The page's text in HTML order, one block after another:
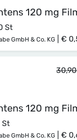
120 mg
St
GmbH & Co. KG €
120 mg
St
GmbH & Co. KG €